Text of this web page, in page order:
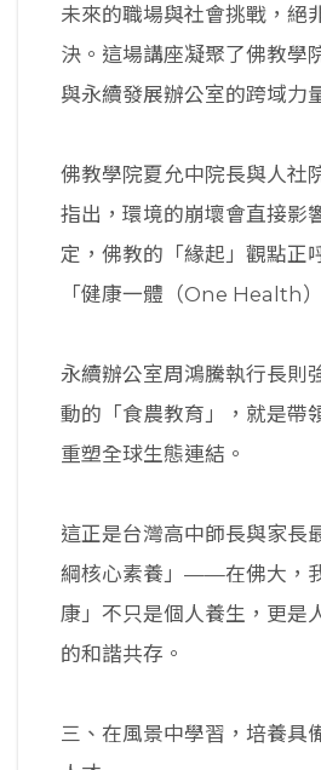
未來的職場與社會挑戰，絕
決。這場講座凝聚了佛教學
與永續發展辦公室的跨域力
佛教學院夏允中院長與人社
指出，環境的崩壞會直接影
定，佛教的「緣起」觀點正
「健康一體（One Health
永續辦公室周鴻騰執行長則
動的「食農教育」，就是帶
重塑全球生態連結。
這正是台灣高中師長與家長
綱核心素養」——在佛大，
康」不只是個人養生，更是
的和諧共存。
三、在風景中學習，培養具